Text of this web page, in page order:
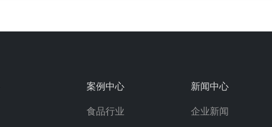
案例中心
食品行业
新闻中心
企业新闻